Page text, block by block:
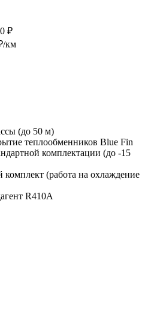
₽
км
(до 50 м)
теплообменников Blue Fin
комплектации (до -15
(работа на охлаждение
R410A